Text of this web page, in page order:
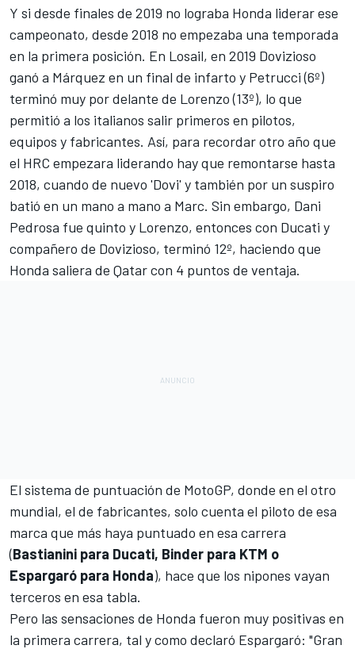
Y si desde finales de 2019 no lograba Honda liderar ese
campeonato, desde 2018 no empezaba una temporada
en la primera posición. En Losail, en 2019 Dovizioso
ganó a Márquez en un final de infarto y Petrucci (6º)
terminó muy por delante de Lorenzo (13º), lo que
permitió a los italianos salir primeros en pilotos,
equipos y fabricantes. Así, para recordar otro año que
el HRC empezara liderando hay que remontarse hasta
2018, cuando de nuevo 'Dovi' y también por un suspiro
batió en un mano a mano a Marc. Sin embargo, Dani
Pedrosa fue quinto y Lorenzo, entonces con Ducati y
compañero de Dovizioso, terminó 12º, haciendo que
Honda saliera de Qatar con 4 puntos de ventaja.
El sistema de puntuación de MotoGP, donde en el otro
mundial, el de fabricantes, solo cuenta el piloto de esa
marca que más haya puntuado en esa carrera
(Bastianini para Ducati, Binder para KTM o
Espargaró para Honda), hace que los nipones vayan
terceros en esa tabla.
Pero las sensaciones de Honda fueron muy positivas en
la primera carrera, tal y como declaró Espargaró: "Gran